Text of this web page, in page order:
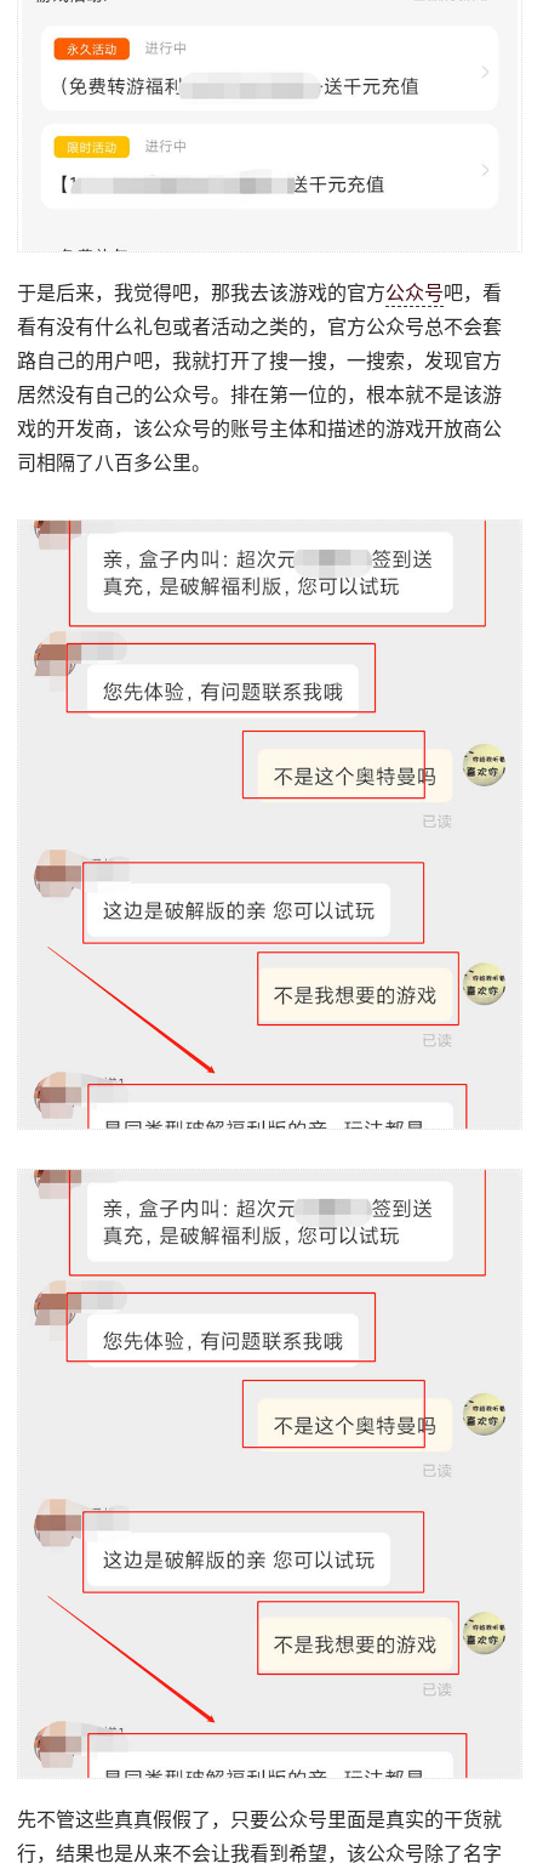
于是后来，我觉得吧，那我去该游戏的官方公众号吧，看
看有没有什么礼包或者活动之类的，官方公众号总不会套
路自己的用户吧，我就打开了搜一搜，一搜索，发现官方
居然没有自己的公众号。排在第一位的，根本就不是该游
戏的开发商，该公众号的账号主体和描述的游戏开放商公
司相隔了八百多公里。
先不管这些真真假假了，只要公众号里面是真实的干货就
行，结果也是从来不会让我看到希望，该公众号除了名字